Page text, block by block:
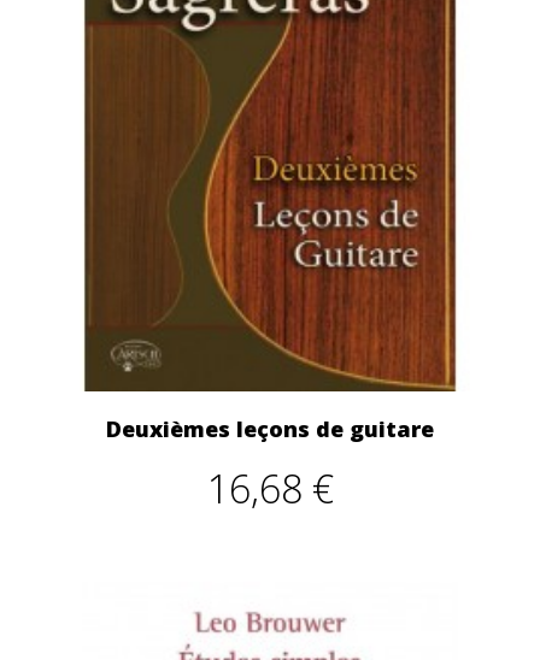
Deuxièmes leçons de guitare
16,68 €